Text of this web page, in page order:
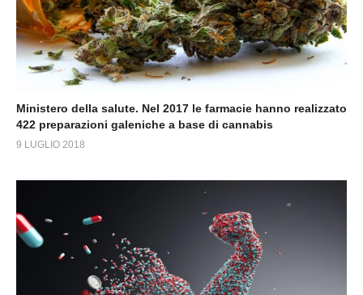
Ministero della salute. Nel 2017 le farmacie hanno realizzato
422 preparazioni galeniche a base di cannabis
9 LUGLIO 2018